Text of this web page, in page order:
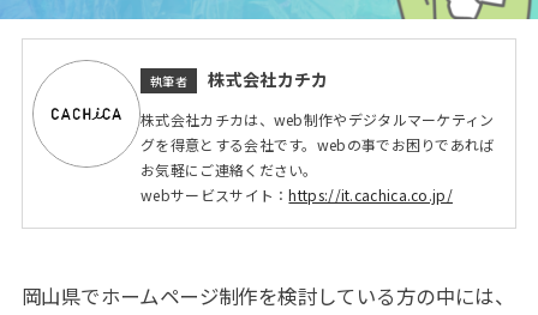
執筆者 株式会社カチカ
株式会社カチカは、web制作やデジタルマーケティン
グを得意とする会社です。webの事でお困りであれば
お気軽にご連絡ください。
webサービスサイト：https://it.cachica.co.jp/
岡山県でホームページ制作を検討している方の中には、